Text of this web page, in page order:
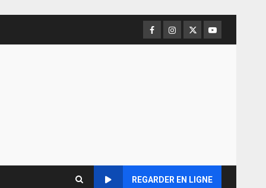
Facebook
Instagram
TwitterYoutube
REGARDER EN LIGNE